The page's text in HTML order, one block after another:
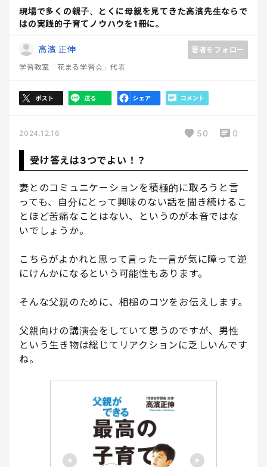
現場で多くの親子、とくに母親を見てきた高濱先生ならで
はの実践的子育てノウハウを1冊に。
高濱 正伸
著者をフォロー
学習教室「花まる学習会」代表
2024.12.16 50 0
受け答えは3つでよい！？
妻とのコミュニケーションを積極的に取ろうと言
っても、自分にとって興味のない話を聞き続けるこ
とほど苦痛なことはない、というのが本音ではな
いでしょうか。
こちらがよかれと思って言った一言が気に障って逆
にけんかになるという可能性もあります。
そんな父親のために、相槌のコツをお伝えします。
父親向けの講演会をしていて思うのですが、男性
という生き物は総じてリアクションに乏しいんです
ね。